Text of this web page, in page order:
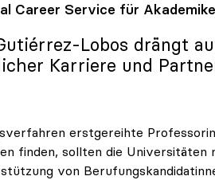
Career Service für
Lobos drängt
Karriere und
erstgereihte
finden, sollten die Universitäten
von